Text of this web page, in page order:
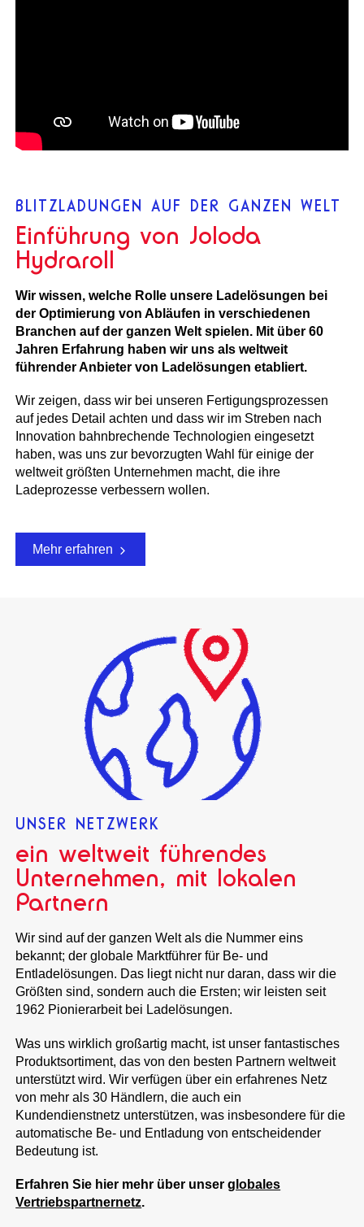
BLITZLADUNGEN AUF DER GANZEN WELT
Einführung von Joloda
Hydraroll
Wir wissen, welche Rolle unsere Ladelösungen bei
der Optimierung von Abläufen in verschiedenen
Branchen auf der ganzen Welt spielen. Mit über 60
Jahren Erfahrung haben wir uns als weltweit
führender Anbieter von Ladelösungen etabliert.
Wir zeigen, dass wir bei unseren Fertigungsprozessen
auf jedes Detail achten und dass wir im Streben nach
Innovation bahnbrechende Technologien eingesetzt
haben, was uns zur bevorzugten Wahl für einige der
weltweit größten Unternehmen macht, die ihre
Ladeprozesse verbessern wollen.
Mehr erfahren
UNSER NETZWERK
ein weltweit führendes
Unternehmen, mit lokalen
Partnern
Wir sind auf der ganzen Welt als die Nummer eins
bekannt; der globale Marktführer für Be- und
Entladelösungen. Das liegt nicht nur daran, dass wir die
Größten sind, sondern auch die Ersten; wir leisten seit
1962 Pionierarbeit bei Ladelösungen.
Was uns wirklich großartig macht, ist unser fantastisches
Produktsortiment, das von den besten Partnern weltweit
unterstützt wird. Wir verfügen über ein erfahrenes Netz
von mehr als 30 Händlern, die auch ein
Kundendienstnetz unterstützen, was insbesondere für die
automatische Be- und Entladung von entscheidender
Bedeutung ist.
Erfahren Sie hier mehr über unserglobales
Vertriebspartnernetz.